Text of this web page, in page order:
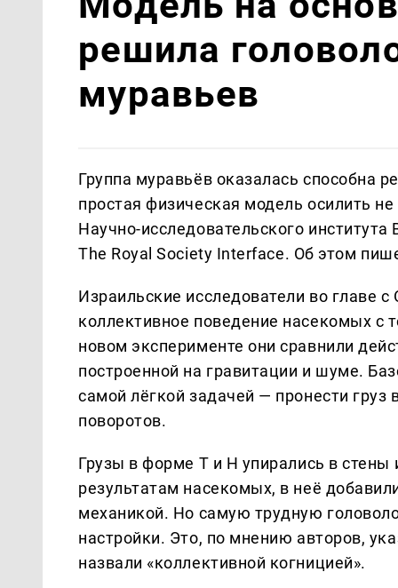
решила
муравьев
Группа муравьёв оказалась способна
простая физическая модель осилить
Научно-исследовательского
The Royal Society Interface. Об этом
Израильские исследователи во главе
коллективное поведение насекомых с
новом эксперименте они сравнили
построенной на гравитации и шуме.
самой лёгкой задачей — пронести
поворотов.
Грузы в форме T и H упирались в
результатам насекомых, в неё
механикой. Но самую трудную
настройки. Это, по мнению авторов,
назвали «коллективной когницией».